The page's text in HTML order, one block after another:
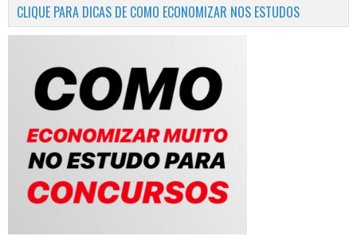
CLIQUE PARA DICAS DE COMO ECONOMIZAR NOS ESTUDOS